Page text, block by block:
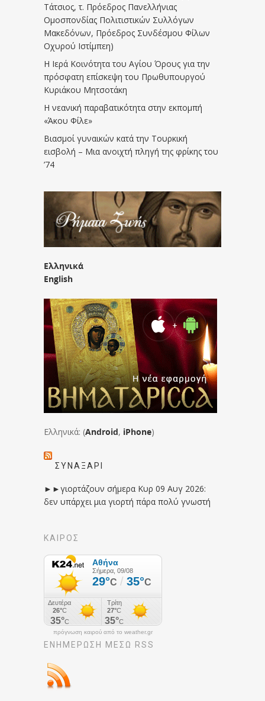
Τάτσιος, τ. Πρόεδρος Πανελλήνιας
Ομοσπονδίας Πολιτιστικών Συλλόγων
Μακεδόνων, Πρόεδρος Συνδέσμου Φίλων
Οχυρού Ιστίμπεη)
Η Ιερά Κοινότητα του Αγίου Όρους για την
πρόσφατη επίσκεψη του Πρωθυπουργού
Κυριάκου Μητσοτάκη
Η νεανική παραβατικότητα στην εκπομπή
«Άκου Φίλε»
Βιασμοί γυναικών κατά την Τουρκική
εισβολή – Μια ανοιχτή πληγή της φρίκης του
’74
Ελληνικά
English
Ελληνικά: (Android, iPhone)
ΣΥΝΑΞΆΡΙ
►►γιορτάζουν σήμερα Κυρ 09 Αυγ 2026:
δεν υπάρχει μια γιορτή πάρα πολύ γνωστή
ΚΑΙΡΟΣ
πρόγνωση καιρού από το weather.gr
ΕΝΗΜΈΡΩΣΉ ΜΕΣΩ RSS